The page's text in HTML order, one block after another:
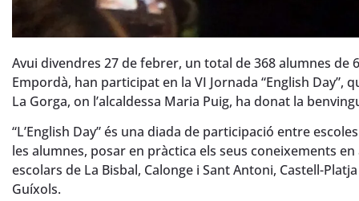
Avui divendres 27 de febrer, un total de 368 alumnes
Empordà, han participat en la VI Jornada “English
La Gorga, on l’alcaldessa Maria Puig, ha donat la
“L’English Day” és una diada de participació entre
les alumnes, posar en pràctica els seus coneixements
escolars de La Bisbal, Calonge i Sant Antoni, Castell-
Guíxols.